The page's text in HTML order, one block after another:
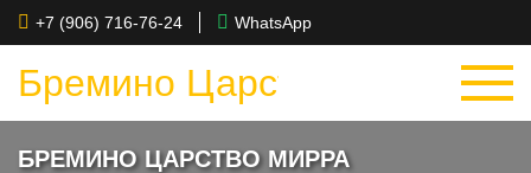
+7 (906) 716-76-24 WhatsApp
Бремино Царство
БРЕМИНО ЦАРСТВО МИРРА